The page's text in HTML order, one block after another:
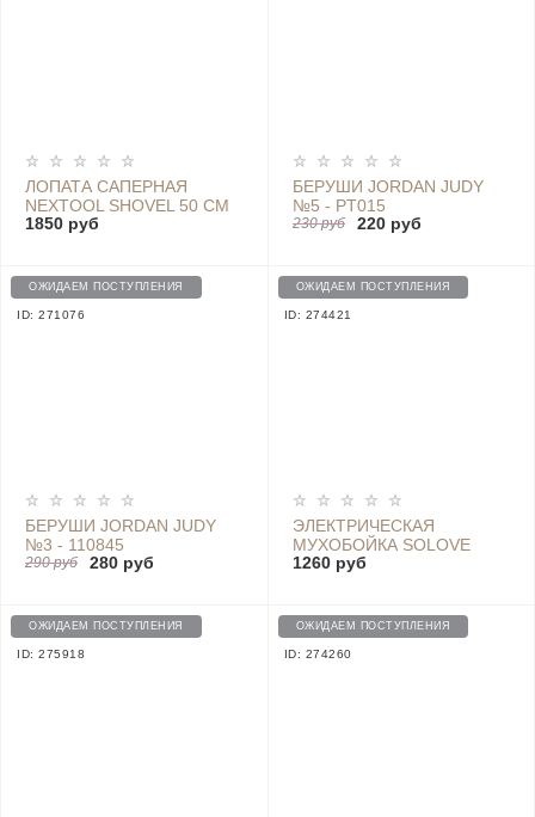
ЛОПАТА САПЕРНАЯ
NEXTOOL SHOVEL 50 СМ
1850 руб
БЕРУШИ JORDAN JUDY
№5 - PT015
230 руб 220 руб
ОЖИДАЕМ ПОСТУПЛЕНИЯ
ID: 271076
БЕРУШИ JORDAN JUDY
№3 - 110845
290 руб 280 руб
ОЖИДАЕМ ПОСТУПЛЕНИЯ
ID: 274421
ЭЛЕКТРИЧЕСКАЯ
МУХОБОЙКА SOLOVE
ELECTRIC MOSQUITO
BLACK
1260 руб
ОЖИДАЕМ ПОСТУПЛЕНИЯ
ID: 275918
ОЖИДАЕМ ПОСТУПЛЕНИЯ
ID: 274260